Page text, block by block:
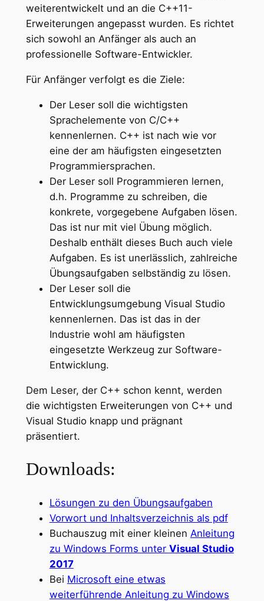
weiterentwickelt und an die C++11-
Erweiterungen angepasst wurden. Es richtet
sich sowohl an Anfänger als auch an
professionelle Software-Entwickler.
Für Anfänger verfolgt es die Ziele:
Der Leser soll die wichtigsten
Sprachelemente von C/C++
kennenlernen. C++ ist nach wie vor
eine der am häufigsten eingesetzten
Programmiersprachen.
Der Leser soll Programmieren lernen,
d.h. Programme zu schreiben, die
konkrete, vorgegebene Aufgaben lösen.
Das ist nur mit viel Übung möglich.
Deshalb enthält dieses Buch auch viele
Aufgaben. Es ist unerlässlich, zahlreiche
Übungsaufgaben selbständig zu lösen.
Der Leser soll die
Entwicklungsumgebung Visual Studio
kennenlernen. Das ist das in der
Industrie wohl am häufigsten
eingesetzte Werkzeug zur Software-
Entwicklung.
Dem Leser, der C++ schon kennt, werden
die wichtigsten Erweiterungen von C++ und
Visual Studio knapp und prägnant
präsentiert.
Downloads:
Lösungen zu den Übungsaufgaben
Vorwort und Inhaltsverzeichnis als pdf
Buchauszug mit einer kleinen Anleitung
zu Windows Forms unter Visual Studio
2017
Bei Microsoft eine etwas
weiterführende Anleitung zu Windows